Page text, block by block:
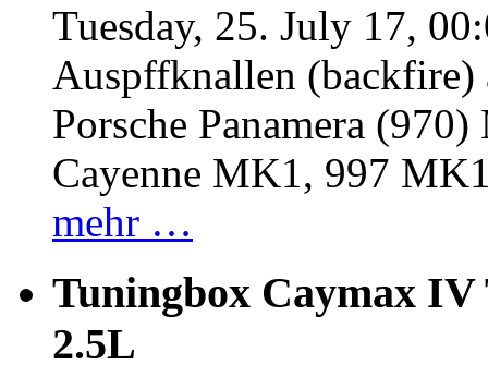
Tuesday, 25. July 17,
Auspffknallen
Porsche Panamera
Cayenne MK1, 997
mehr …
Tuningbox Caymax IV
2.5L